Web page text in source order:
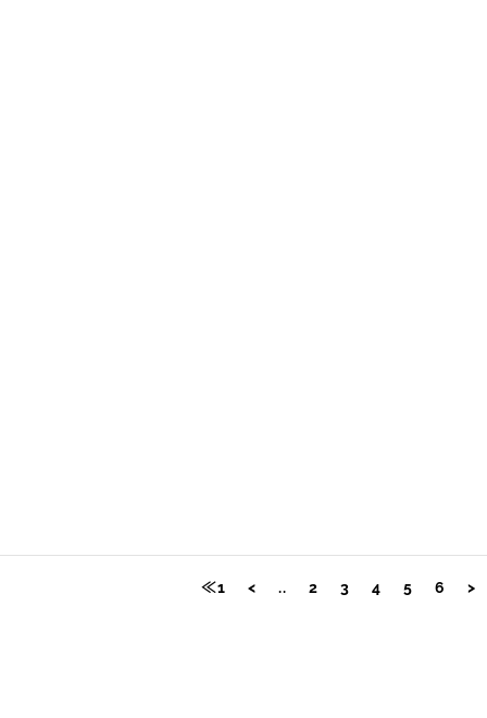
≪1 < .. 2 3 4 5 6 >